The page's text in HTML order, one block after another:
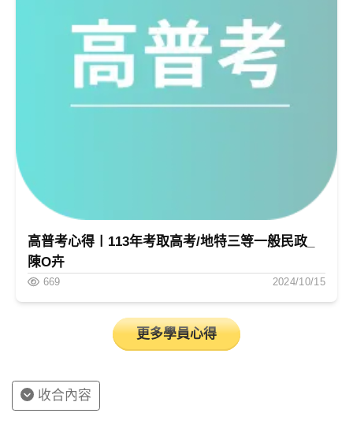
高普考心得〡113年考取高考/地特三等一般民政_
陳O卉
669 2024/10/15
更多學員心得
收合內容